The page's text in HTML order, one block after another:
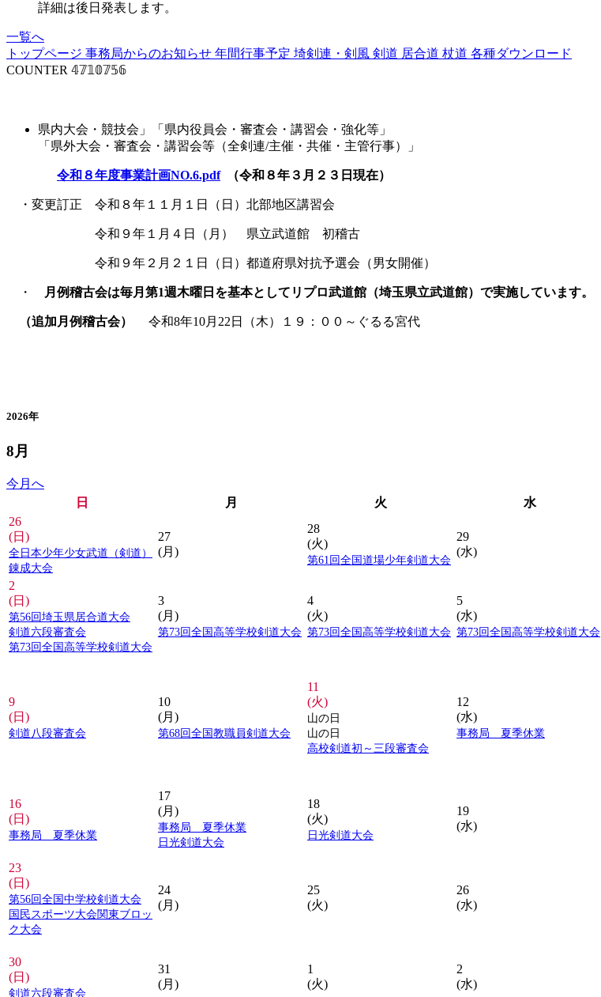
詳細は後日発表します。
一覧へ
トップページ 事務局からのお知らせ 年間行事予定 埼剣連・剣風 剣道 居合道 杖道 各種ダウンロード
COUNTER 𝟜𝟟𝟙𝟘𝟟𝟝𝟞
県内大会・競技会」「県内役員会・審査会・講習会・強化等」
「県外大会・審査会・講習会等（全剣連/主催・共催・主管行事）」
令和８年度事業計画NO.6.pdf（令和８年３月２３日現在）
・変更訂正 令和８年１１月１日（日）北部地区講習会
令和９年１月４日（月） 県立武道館 初稽古
令和９年２月２１日（日）都道府県対抗予選会（男女開催）
・ 月例稽古会は毎月第1週木曜日を基本としてリプロ武道館（埼玉県立武道館）で実施しています。
（追加月例稽古会） 令和8年10月22日（木）１９：００～ぐるる宮代
2026年
8月
今月へ
日
月 火 水
26
(日)
全日本少年少女武道（剣道）
錬成大会
27
(月)
28
(火)
第61回全国道場少年剣道大会
29
(水)
2
(日)
第56回埼玉県居合道大会
剣道六段審査会
第73回全国高等学校剣道大会
3
(月)
第73回全国高等学校剣道大会
4
(火)
第73回全国高等学校剣道大会
5
(水)
第73回全国高等学校剣道大会
9
(日)
剣道八段審査会
10
(月)
第68回全国教職員剣道大会
11
(火)
山の日
山の日
高校剣道初～三段審査会
12
(水)
事務局 夏季休業
16
(日)
事務局 夏季休業
17
(月)
事務局 夏季休業
日光剣道大会
18
(火)
日光剣道大会
19
(水)
23
(日)
第56回全国中学校剣道大会
国民スポーツ大会関東ブロッ
ク大会
24
(月)
25
(火)
26
(水)
30
(日)
剣道六段審査会
31
(月)
1
(火)
2
(水)